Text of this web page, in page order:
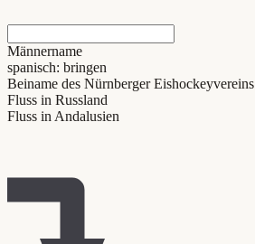
Männername
spanisch: bringen
Beiname des Nürnberger Eishockeyvereins
Fluss in Russland
Fluss in Andalusien